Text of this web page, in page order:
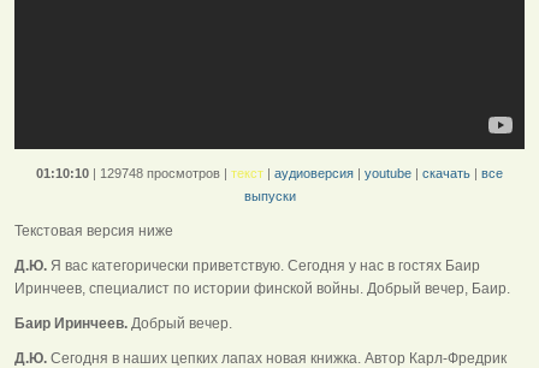
01:10:10 | 129748 просмотров | текст | аудиоверсия | youtube | скачать | все
выпуски
Текстовая версия ниже
Д.Ю. Я вас категорически приветствую. Сегодня у нас в гостях Баир
Иринчеев, специалист по истории финской войны. Добрый вечер, Баир.
Баир Иринчеев. Добрый вечер.
Д.Ю. Сегодня в наших цепких лапах новая книжка. Автор Карл-Фредрик